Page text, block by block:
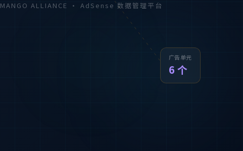
广告单元
6 个
MANGO ALLIANCE · AdSense 数据管理平台